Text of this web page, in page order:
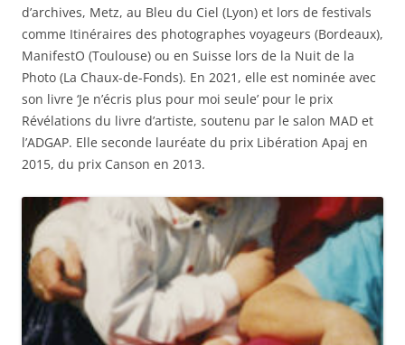
d’archives, Metz, au Bleu du Ciel (Lyon) et lors de festivals
comme Itinéraires des photographes voyageurs (Bordeaux),
ManifestO (Toulouse) ou en Suisse lors de la Nuit de la
Photo (La Chaux-de-Fonds). En 2021, elle est nominée avec
son livre ‘Je n’écris plus pour moi seule’ pour le prix
Révélations du livre d’artiste, soutenu par le salon MAD et
l’ADGAP. Elle seconde lauréate du prix Libération Apaj en
2015, du prix Canson en 2013.